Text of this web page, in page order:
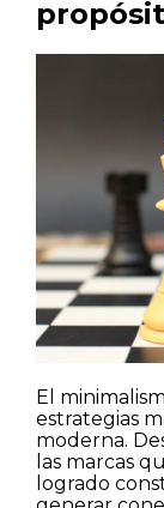
El
estrategias
moderna.
las marcas
logrado